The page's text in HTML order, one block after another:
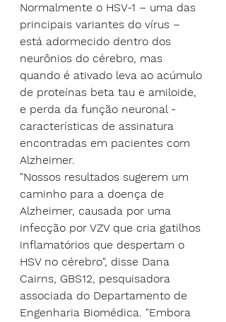
Normalmente o HSV-1 – uma das
principais variantes do vírus –
está adormecido dentro dos
neurônios do cérebro, mas
quando é ativado leva ao acúmulo
de proteínas beta tau e amiloide,
e perda da função neuronal -
características de assinatura
encontradas em pacientes com
Alzheimer.
"Nossos resultados sugerem um
caminho para a doença de
Alzheimer, causada por uma
infecção por VZV que cria gatilhos
inflamatórios que despertam o
HSV no cérebro", disse Dana
Cairns, GBS12, pesquisadora
associada do Departamento de
Engenharia Biomédica. "Embora